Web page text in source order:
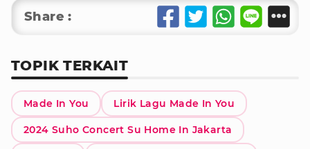
Share :
TOPIK TERKAIT
Made In You Lirik Lagu Made In You
2024 Suho Concert Su Home In Jakarta